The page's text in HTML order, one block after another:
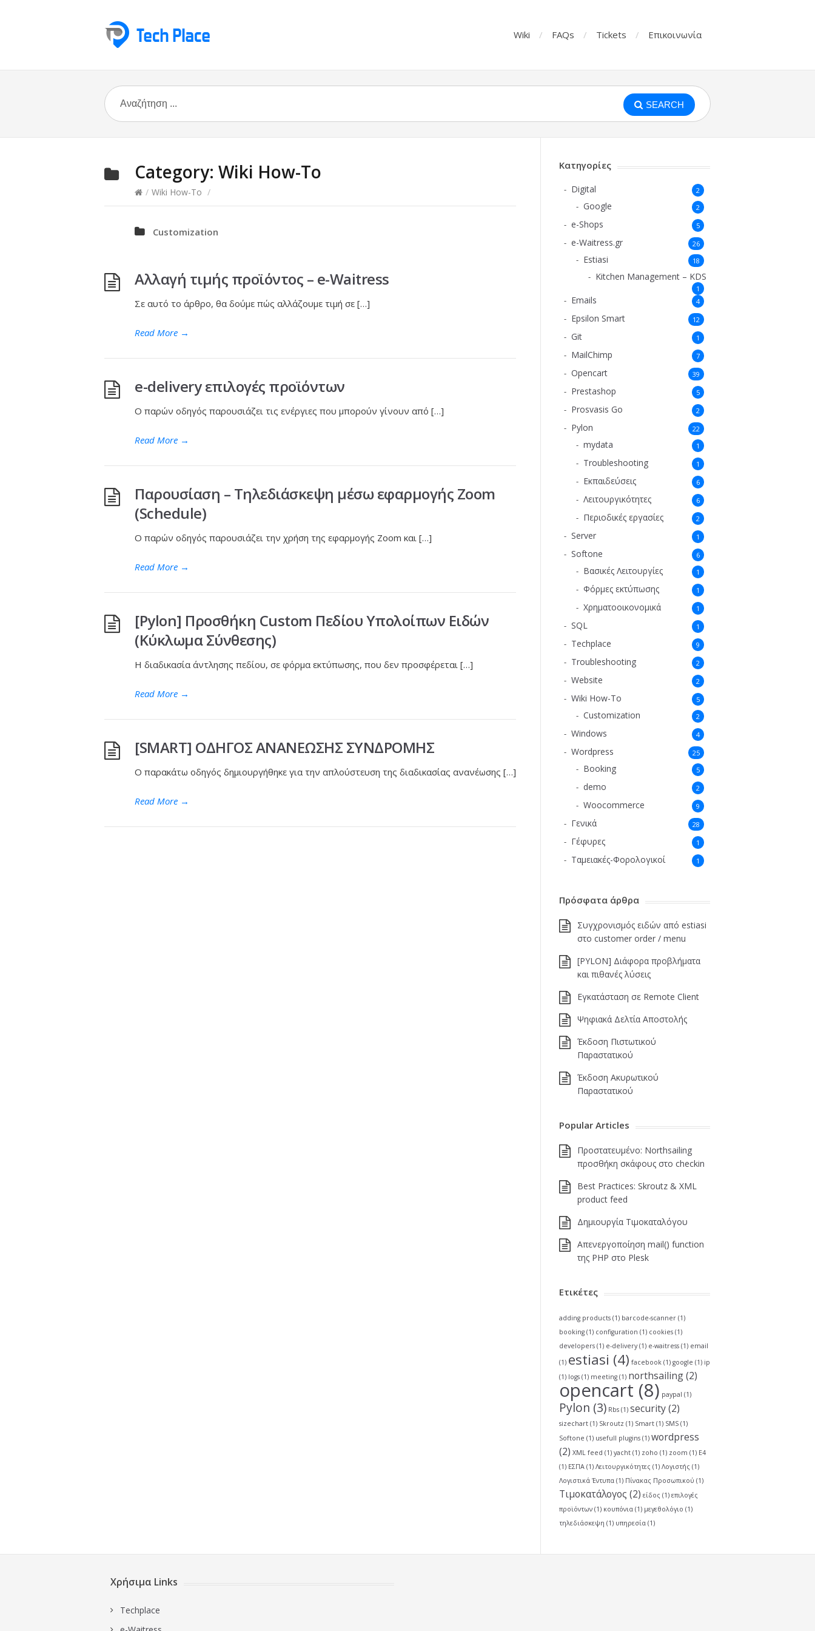
Wiki FAQs Tickets Επικοινωνία
SEARCH
Category: Wiki How-To
/ Wiki How-To /
Customization
Αλλαγή τιμής προϊόντος – e-Waitress
Σε αυτό το άρθρο, θα δούμε πώς αλλάζουμε τιμή σε […]
Read More →
e-delivery επιλογές προϊόντων
Ο παρών οδηγός παρουσιάζει τις ενέργιες που μπορούν γίνουν από […]
Read More →
Παρουσίαση – Τηλεδιάσκεψη μέσω εφαρμογής Zoom
(Schedule)
Ο παρών οδηγός παρουσιάζει την χρήση της εφαρμογής Zoom και […]
Read More →
[Pylon] Προσθήκη Custom Πεδίου Υπολοίπων Ειδών
(Κύκλωμα Σύνθεσης)
Η διαδικασία άντλησης πεδίου, σε φόρμα εκτύπωσης, που δεν προσφέρεται […]
Read More →
[SMART] ΟΔΗΓΟΣ ΑΝΑΝΕΩΣΗΣ ΣΥΝΔΡΟΜΗΣ
O παρακάτω οδηγός δημιουργήθηκε για την απλούστευση της διαδικασίας ανανέωσης […]
Read More →
Κατηγορίες
Digital 2
Google 2
e-Shops 5
e-Waitress.gr 26
Estiasi 18
Kitchen Management – KDS
1
Emails 4
Epsilon Smart 12
Git 1
MailChimp 7
Opencart 39
Prestashop 5
Prosvasis Go 2
Pylon 22
mydata 1
Troubleshooting 1
Εκπαιδεύσεις 6
Λειτουργικότητες 6
Περιοδικές εργασίες 2
Server 1
Softone 6
Βασικές Λειτουργίες 1
Φόρμες εκτύπωσης 1
Χρηματοοικονομικά 1
SQL 1
Techplace 9
Troubleshooting 2
Website 2
Wiki How-To 5
Customization 2
Windows 4
Wordpress 25
Booking 5
demo 2
Woocommerce 9
Γενικά 28
Γέφυρες 1
Ταμειακές-Φορολογικοί 1
Πρόσφατα άρθρα
Συγχρονισμός ειδών από estiasi
στο customer order / menu
[PYLON] Διάφορα προβλήματα
και πιθανές λύσεις
Εγκατάσταση σε Remote Client
Ψηφιακά Δελτία Αποστολής
Έκδοση Πιστωτικού
Παραστατικού
Έκδοση Ακυρωτικού
Παραστατικού
Popular Articles
Πρoστατευμένο: Northsailing
προσθήκη σκάφους στο checkin
Best Practices: Skroutz & XML
product feed
Δημιουργία Τιμοκαταλόγου
Απενεργοποίηση mail() function
της PHP στο Plesk
Ετικέτες
adding products (1) barcode-scanner (1)
booking (1) configuration (1) cookies (1)
developers (1) e-delivery(1) e-waitress (1) email
(1) estiasi (4) facebook (1) google (1) ip
(1) logs (1) meeting (1) northsailing(2)
opencart (8) paypal (1)
Pylon (3) Rbs (1) security(2)
sizechart (1) Skroutz (1) Smart (1) SMS (1)
Softone (1) usefull plugins (1) wordpress
(2) XML feed (1) yacht (1) zoho (1) zoom (1) Ε4
(1) ΕΣΠΑ (1) Λειτουργικότητες (1) Λογιστής (1)
Λογιστικά Έντυπα (1) Πίνακας Προσωπικού (1)
Τιμοκατάλογος (2) είδος (1) επιλογές
προϊόντων (1) κουπόνια (1) μεγεθολόγιο (1)
τηλεδιάσκεψη (1) υπηρεσία (1)
Χρήσιμα Links
Techplace